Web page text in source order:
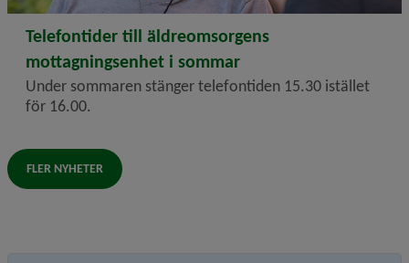
2026-06-23
Telefontider till äldreomsorgens
mottagningsenhet i sommar
Under sommaren stänger telefontiden 15.30 istället
för 16.00.
FLER NYHETER